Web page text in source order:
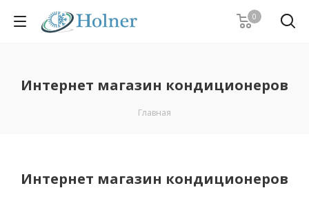
0
Интернет магазин кондиционеров
Главная
Интернет магазин кондиционеров